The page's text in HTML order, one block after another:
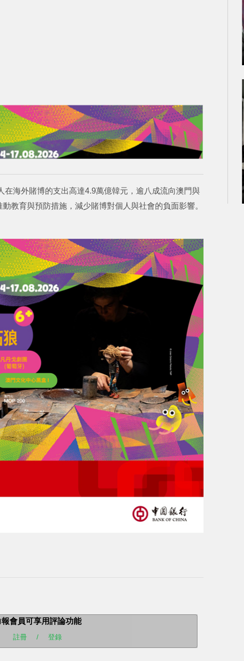
海外賭博的支出高達4.9萬億韓元，逾八成流向澳門與
教育與預防措施，減少賭博對個人與社會的負面影響。
會員可享用評論功能
註冊 / 登錄